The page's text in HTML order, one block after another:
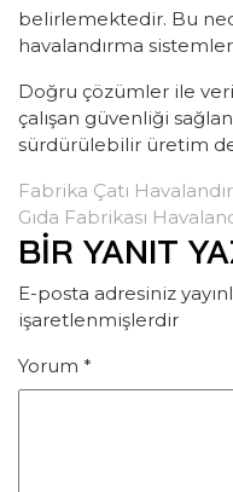
belirlemektedir. Bu
havalandırma
Doğru çözümler ile
çalışan güvenliği
sürdürülebilir üretim
YAZI
GEZINMESI
Fabrika Çatı
Gıda Fabrikası
BIR YANIT
E-posta adresiniz
işaretlenmişlerdir
Yorum *